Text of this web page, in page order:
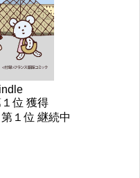
位 獲得
１位 継続中